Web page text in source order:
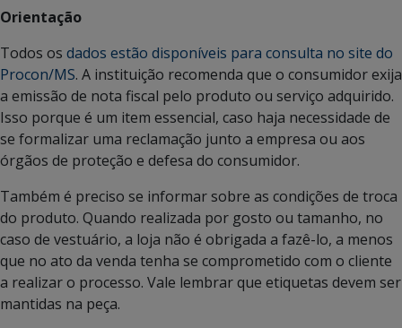
Orientação
Todos os dados estão disponíveis para consulta no site do
Procon/MS. A instituição recomenda que o consumidor exija
a emissão de nota fiscal pelo produto ou serviço adquirido.
Isso porque é um item essencial, caso haja necessidade de
se formalizar uma reclamação junto a empresa ou aos
órgãos de proteção e defesa do consumidor.
Também é preciso se informar sobre as condições de troca
do produto. Quando realizada por gosto ou tamanho, no
caso de vestuário, a loja não é obrigada a fazê-lo, a menos
que no ato da venda tenha se comprometido com o cliente
a realizar o processo. Vale lembrar que etiquetas devem ser
mantidas na peça.